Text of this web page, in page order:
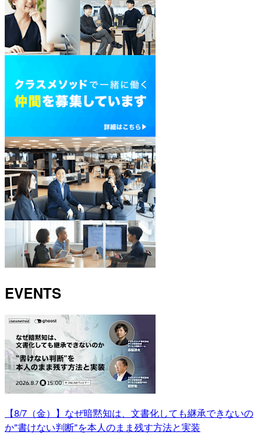
EVENTS
【8/7（金）】なぜ暗黙知は、文書化しても継承できないの
か"書けない判断"を本人のまま残す方法と実装